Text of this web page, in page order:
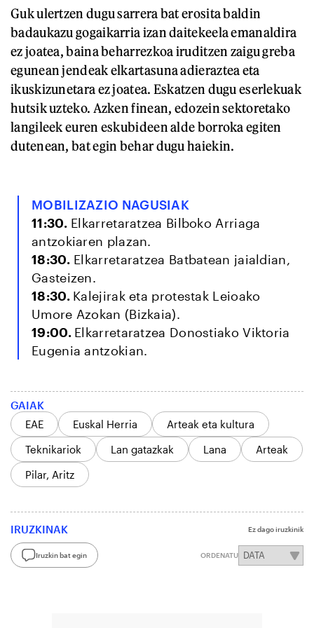
Guk ulertzen dugu sarrera bat erosita baldin
badaukazu gogaikarria izan daitekeela emanaldira
ez joatea, baina beharrezkoa iruditzen zaigu greba
egunean jendeak elkartasuna adieraztea eta
ikuskizunetara ez joatea. Eskatzen dugu eserlekuak
hutsik uzteko. Azken finean, edozein sektoretako
langileek euren eskubideen alde borroka egiten
dutenean, bat egin behar dugu haiekin.
MOBILIZAZIO NAGUSIAK
11:30.Elkarretaratzea Bilboko Arriaga
antzokiaren plazan.
18:30.Elkarretaratzea Batbatean jaialdian,
Gasteizen.
18:30. Kalejirak eta protestak Leioako
Umore Azokan (Bizkaia).
19:00. Elkarretaratzea Donostiako Viktoria
Eugenia antzokian.
GAIAK
EAE
Euskal Herria
Arteak eta kultura
Teknikariok
Lan gatazkak Lana
Arteak
Pilar, Aritz
IRUZKINAK Ez dago iruzkinik
Iruzkin bat egin ORDENATU